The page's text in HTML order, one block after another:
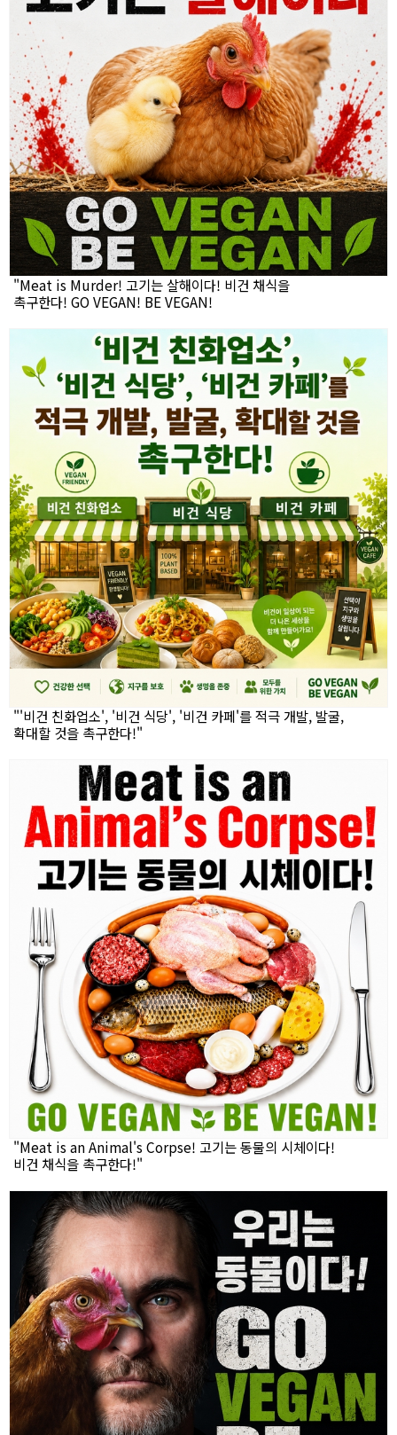
"Meat is Murder! 고기는 살해이다! 비건 채식을
촉구한다! GO VEGAN! BE VEGAN!
"'비건 친화업소', '비건 식당', '비건 카페'를 적극 개발, 발굴,
확대할 것을 촉구한다!"
"Meat is an Animal's Corpse! 고기는 동물의 시체이다!
비건 채식을 촉구한다!"